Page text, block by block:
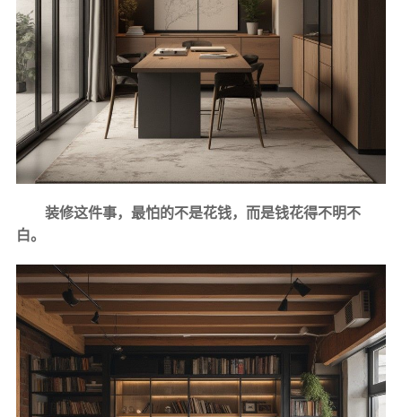
装修这件事，最怕的不是花钱，而是钱花得不明不
白。